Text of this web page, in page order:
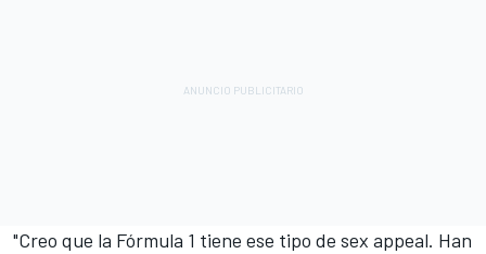
"Creo que la Fórmula 1 tiene ese tipo de sex appeal. Han